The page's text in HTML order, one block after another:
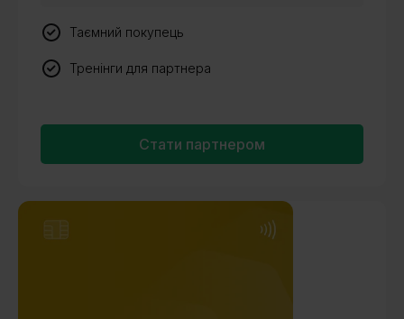
Таємний покупець
Тренінги для партнера
Стати партнером